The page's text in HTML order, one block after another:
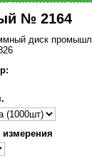
№ 2164
диск
измерения